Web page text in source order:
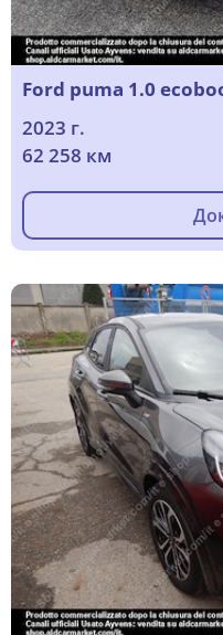
Ford puma 1.0
2023 г.
62 258 км